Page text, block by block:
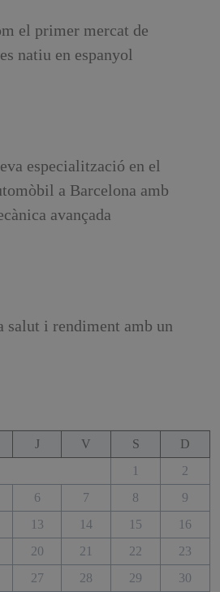
el primer mercat de
natiu en espanyol
especialització en el
a Barcelona amb
avançada
i rendiment amb un
J V S
D
1
2
6 7 8
9
13 14 15
16
20 21 22
23
27 28 29
30